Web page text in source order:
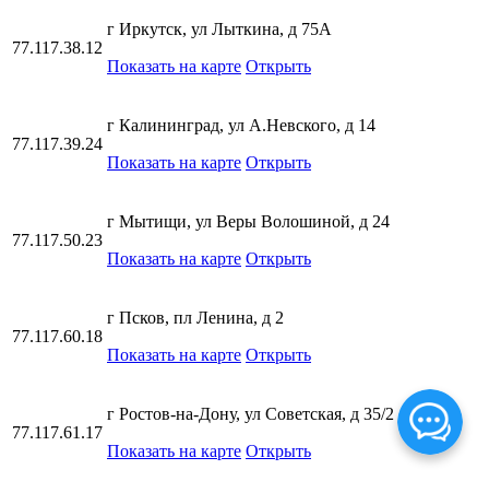
77.117.38.12
г Иркутск, ул Лыткина, д 75А
Показать на карте Открыть
77.117.39.24
г Калининград, ул А.Невского, д 14
Показать на карте Открыть
77.117.50.23
г Мытищи, ул Веры Волошиной, д 24
Показать на карте Открыть
77.117.60.18
г Псков, пл Ленина, д 2
Показать на карте Открыть
77.117.61.17
г Ростов-на-Дону, ул Советская, д 35/2
Показать на карте Открыть